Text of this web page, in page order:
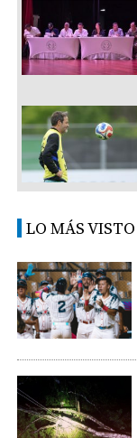
LO MÁS VISTO